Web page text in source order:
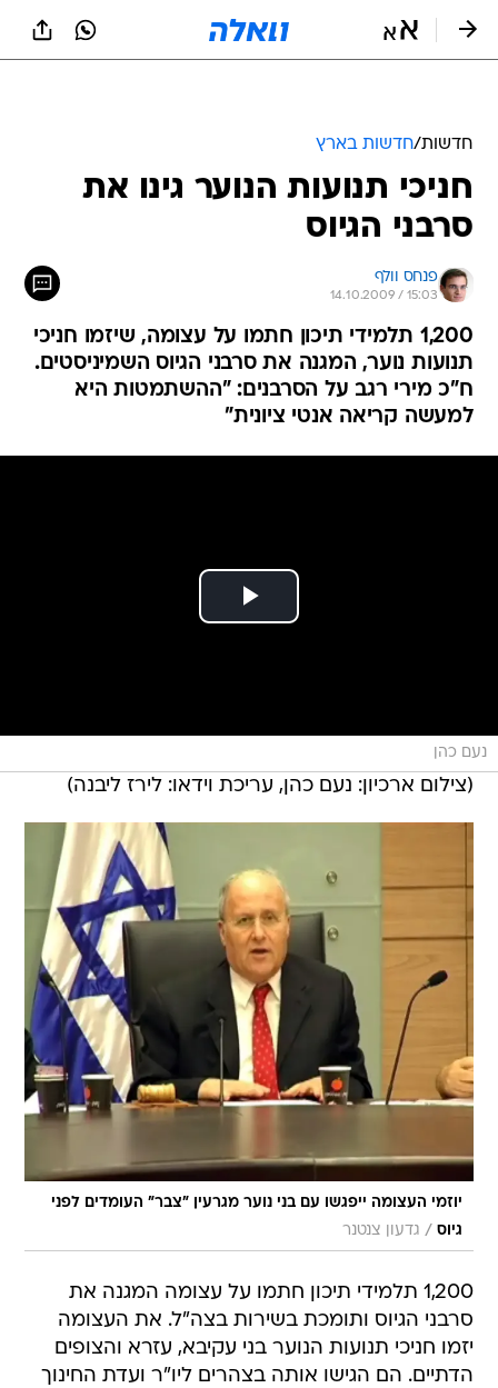
חדשות/חדשות בארץ
חניכי תנועות הנוער גינו את
סרבני הגיוס
פנחס וולף
14.10.2009 / 15:03
1,200 תלמידי תיכון חתמו על עצומה, שיזמו חניכי
תנועות נוער, המגנה את סרבני הגיוס השמיניסטים.
ח"כ מירי רגב על הסרבנים: "ההשתמטות היא
למעשה קריאה אנטי ציונית"
נעם כהן
(צילום ארכיון: נעם כהן, עריכת וידאו: לירז ליבנה)
יוזמי העצומה ייפגשו עם בני נוער מגרעין "צבר" העומדים לפני
גיוס / גדעון צנטנר
1,200 תלמידי תיכון חתמו על עצומה המגנה את
סרבני הגיוס ותומכת בשירות בצה"ל. את העצומה
יזמו חניכי תנועות הנוער בני עקיבא, עזרא והצופים
הדתיים. הם הגישו אותה בצהרים ליו"ר ועדת החינוך